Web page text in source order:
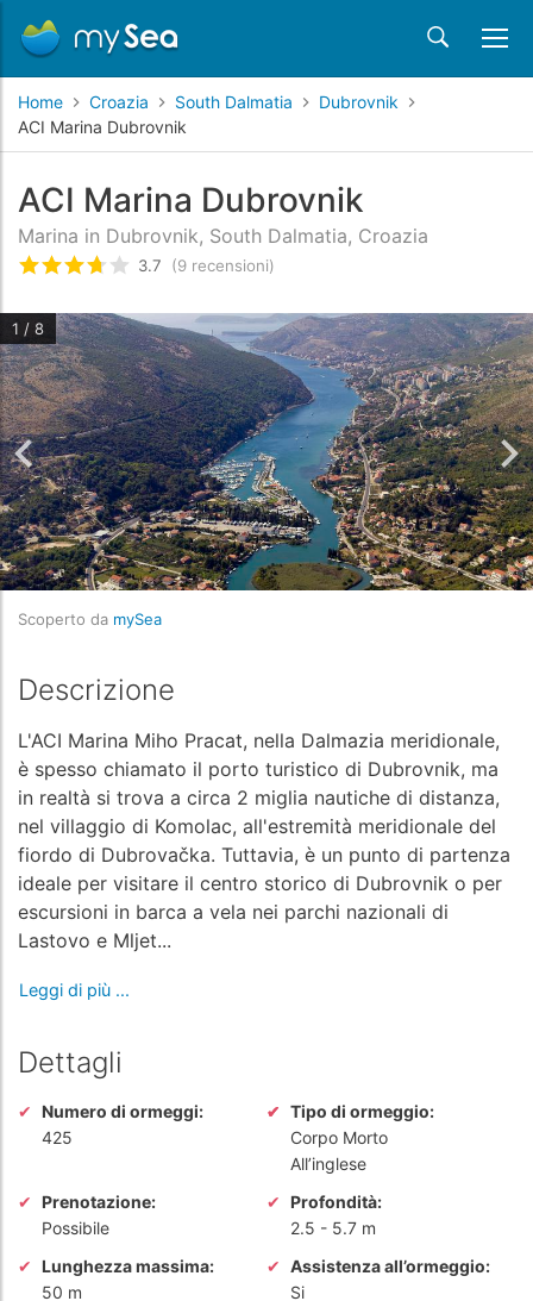
Home Croazia South Dalmatia
Dubrovnik
ACI Marina Dubrovnik
ACI Marina Dubrovnik
Marina in Dubrovnik, South Dalmatia, Croazia
Valutato3.7/5 basata su
3.7 (9 recensioni)
1 / 8
Scoperto da mySea
Descrizione
L'ACI Marina Miho Pracat, nella Dalmazia meridionale,
è spesso chiamato il porto turistico di Dubrovnik, ma
in realtà si trova a circa 2 miglia nautiche di distanza,
nel villaggio di Komolac, all'estremità meridionale del
fiordo di Dubrovačka. Tuttavia, è un punto di partenza
ideale per visitare il centro storico di Dubrovnik o per
escursioni in barca a vela nei parchi nazionali di
Lastovo e Mljet...
Leggi di più ...
Dettagli
Numero di ormeggi:
425
Tipo di ormeggio:
Corpo Morto
All’inglese
Prenotazione:
Possibile
Profondità:
2.5 - 5.7 m
Lunghezza massima:
50 m
Assistenza all’ormeggio:
Si